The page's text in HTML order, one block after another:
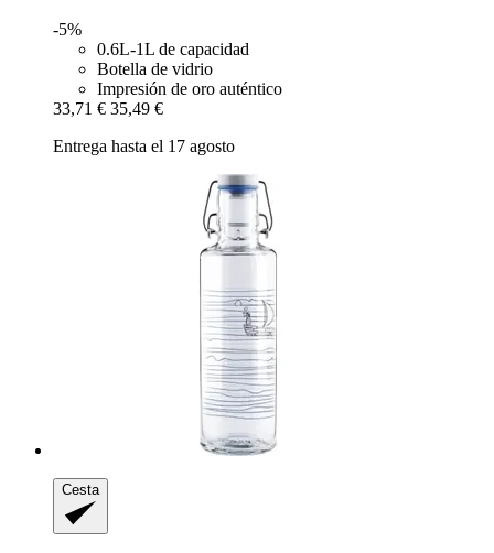
-5%
0.6L-1L de capacidad
Botella de vidrio
Impresión de oro auténtico
33,71 € 35,49 €
Entrega hasta el 17 agosto
Cesta